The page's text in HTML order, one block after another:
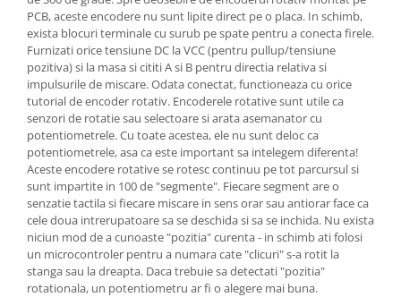
Microcontrollere AVR
PCB - Placute Circuit
Rezistoare
Creion 3D 3Doodler
Imprimante 3D
Imprimante 3D
3Doodler
Componente
Componente
Componente E3D
Filament Premium ABS 1.75 mm
PCB, aceste encodere nu sunt lipite direct pe o placa. In schimb,
exista blocuri terminale cu surub pe spate pentru a conecta firele.
Furnizati orice tensiune DC la VCC (pentru pullup/tensiune
pozitiva) si la masa si cititi A si B pentru directia relativa si
impulsurile de miscare. Odata conectat, functioneaza cu orice
tutorial de encoder rotativ. Encoderele rotative sunt utile ca
senzori de rotatie sau selectoare si arata asemanator cu
potentiometrele. Cu toate acestea, ele nu sunt deloc ca
potentiometrele, asa ca este important sa intelegem diferenta!
Aceste encodere rotative se rotesc continuu pe tot parcursul si
sunt impartite in 100 de "segmente". Fiecare segment are o
senzatie tactila si fiecare miscare in sens orar sau antiorar face ca
cele doua intrerupatoare sa se deschida si sa se inchida. Nu exista
niciun mod de a cunoaste "pozitia" curenta - in schimb ati folosi
un microcontroler pentru a numara cate "clicuri" s-a rotit la
stanga sau la dreapta. Daca trebuie sa detectati "pozitia"
rotationala, un potentiometru ar fi o alegere mai buna.